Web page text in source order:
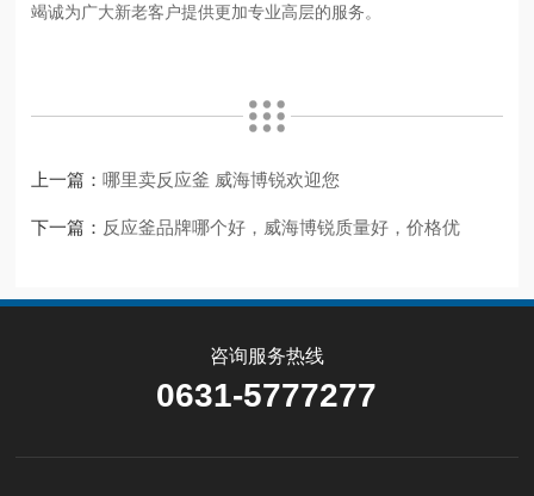
竭诚为广大新老客户提供更加专业高层的服务。
上一篇：哪里卖反应釜 威海博锐欢迎您
下一篇： 反应釜品牌哪个好，威海博锐质量好，价格优
咨询服务热线
0631-5777277